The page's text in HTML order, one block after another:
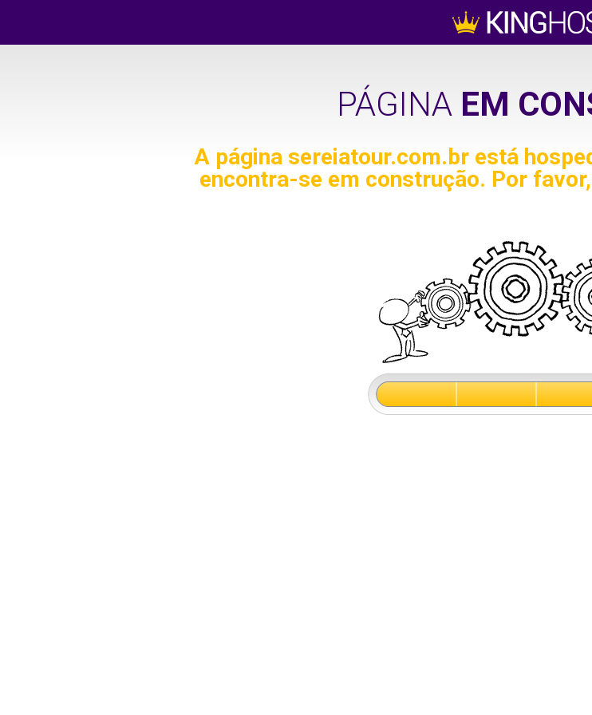
PÁGINA EM
A página sereiatour.com.br está
encontra-se em construção. Por